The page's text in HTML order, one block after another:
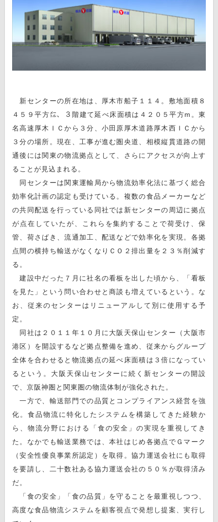
新センターの所在地は、厚木市船子１１４。敷地面積８
４５９平方㍍、３階建て延べ床面積は４２０５平方m。東
名高速厚木ＩＣから３分、小田原厚木道路厚木西ＩＣから
３分の場所。現在、工事が進む圏央道、相模縦貫道路の開
通後には関東の物流拠点として、さらにアクセスが向上す
ることが見込まれる。
同センターは関東運輸局から物流効率化法に基づく総合
効率化計画の認定も受けている。複数の食品メーカーなど
の共同配送を行っている同社では新センターの周辺に拠点
が点在していたが、これらを集約することで荷受け、保
管、荷さばき、流通加工、配送などで効率化を実現。各拠
点間の横持ち輸送がなくなりＣＯ２排出量を２３％削減す
る。
建設中だった７月に社名の看板を出した頃から、「看板
を見た」という問い合わせと商談も増えているという。な
お、従来のセンターはリニューアルして別に使用する予
定。
同社は２０１１年１０月に大阪天保山センター（大阪市
港区）を開設するなど拠点整備を進め、従来からグループ
全体を合わせると物流拠点の延べ床面積は３倍になってい
るという。大阪天保山センターに続く新センターの開設
で、京阪神圏と関東圏の物流体制が強化された。
一方で、輸送部門での品質とコンプライアンス経営を強
化。食品物流に特化したシステムを構築してきた経験か
ら、物流分野における「食の安全」の実現を重視してき
た。なかでも輸送業務では、本社はじめ各拠点でＧマーク
（安全性優良事業所認定）を取得。協力運送会社にも取得
を要請し、二十数社ある協力運送会社の５０％が取得済み
だ。
「食の安全」「食の品質」を守ることを最重視しつつ、
高度な食品物流システムを顧客視点で発想し提案、実行し